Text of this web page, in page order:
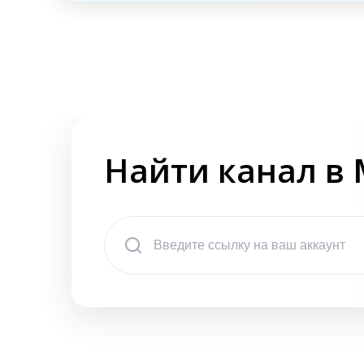
Найти канал в